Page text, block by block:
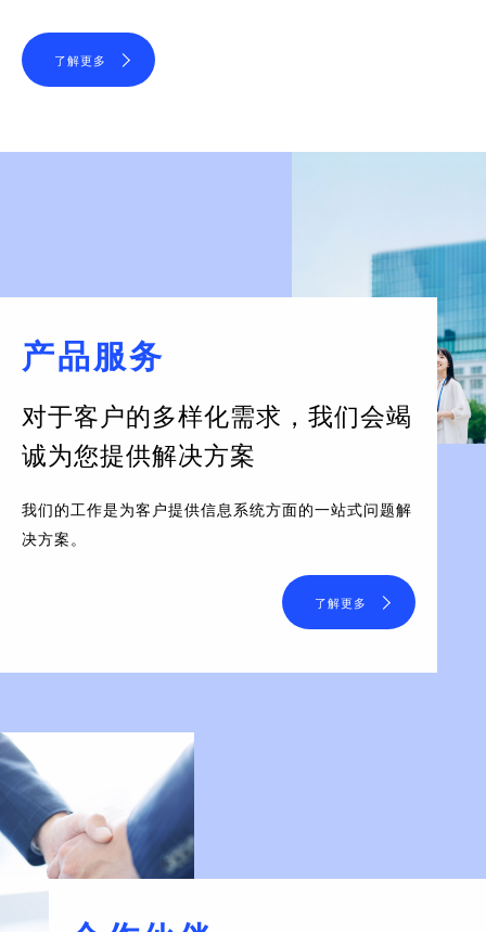
了解更多
产品服务
对于客户的多样化需求， 我们会竭
诚为您提供解决方案
我们的工作是为客户提供信息系统方面的一站式问题解
决方案。
了解更多